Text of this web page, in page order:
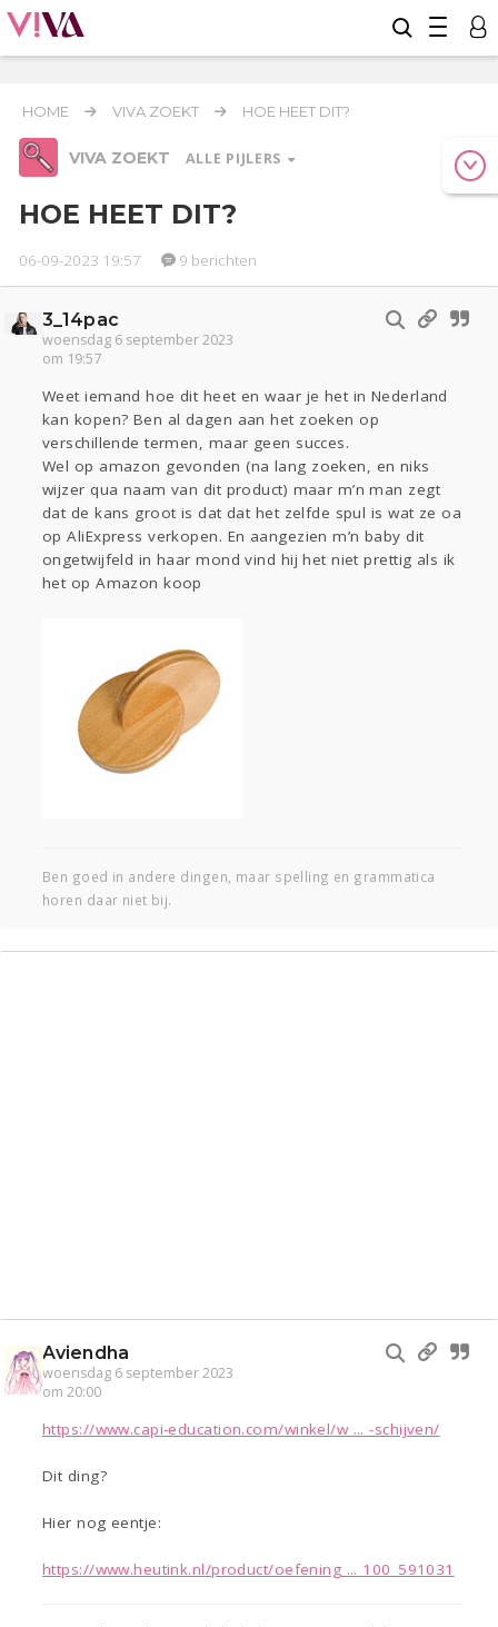
HOME VIVA ZOEKT HOE HEET DIT?
VIVA ZOEKT ALLE PIJLERS
Relaties Werk & Studie
Seks
Gezondheid
Coronavirus
Overig
Actueel Oekraïne
Kinderen
Zwanger
Psyche Thuis
Klussen
Sport
Contact
Viva zoekt
Gevraagd Horen Doen
Zien
Lezen
HOE HEET DIT?
06-09-2023 19:57 9 berichten
3_14pac
woensdag 6 september 2023
om 19:57
Weet iemand hoe dit heet en waar je het in Nederland
kan kopen? Ben al dagen aan het zoeken op
verschillende termen, maar geen succes.
Wel op amazon gevonden (na lang zoeken, en niks
wijzer qua naam van dit product) maar m’n man zegt
dat de kans groot is dat dat het zelfde spul is wat ze oa
op AliExpress verkopen. En aangezien m’n baby dit
ongetwijfeld in haar mond vind hij het niet prettig als ik
het op Amazon koop
Ben goed in andere dingen, maar spelling en grammatica
horen daar niet bij.
Aviendha
woensdag 6 september 2023
om 20:00
https://www.capi-education.com/winkel/w ... -schijven/
Dit ding?
Hier nog eentje:
https://www.heutink.nl/product/oefening ... 100_591031